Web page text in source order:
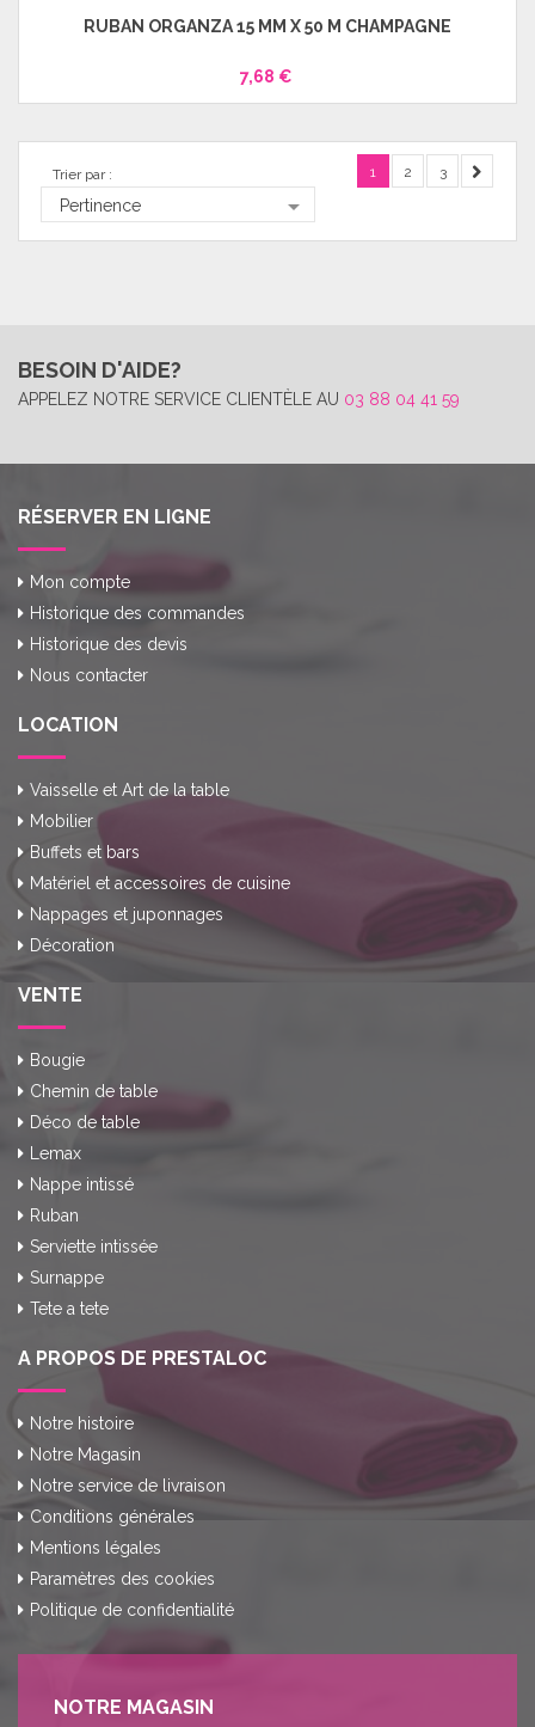
RUBAN ORGANZA 15 MM X 50 M CHAMPAGNE
7,68 €
Trier par :
Pertinence 
1 2 3
BESOIN D'AIDE?
APPELEZ NOTRE SERVICE CLIENTÈLE AU 03 88 04 41 59
RÉSERVER EN LIGNE
Mon compte
Historique des commandes
Historique des devis
Nous contacter
LOCATION
Vaisselle et Art de la table
Mobilier
Buffets et bars
Matériel et accessoires de cuisine
Nappages et juponnages
Décoration
VENTE
Bougie
Chemin de table
Déco de table
Lemax
Nappe intissé
Ruban
Serviette intissée
Surnappe
Tete a tete
A PROPOS DE PRESTALOC
Notre histoire
Notre Magasin
Notre service de livraison
Conditions générales
Mentions légales
Paramètres des cookies
Politique de confidentialité
NOTRE MAGASIN